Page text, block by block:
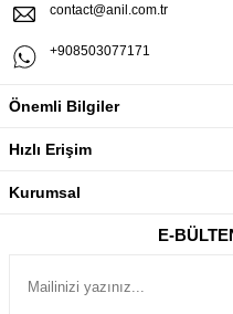
contact@anil.com.tr
+908503077171
Önemli Bilgiler
Hızlı Erişim
Kurumsal
E-